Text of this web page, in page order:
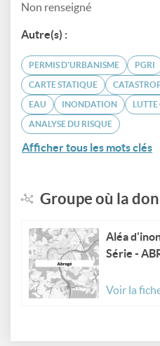
Non renseigné
Autre(s) :
PERMIS D'URBANISME PGRI
CARTE STATIQUE
EAU INONDATION
ANALYSE DU RISQUE
Afficher tous les mots clés
Groupe où la
Aléa
Série -
Voir la